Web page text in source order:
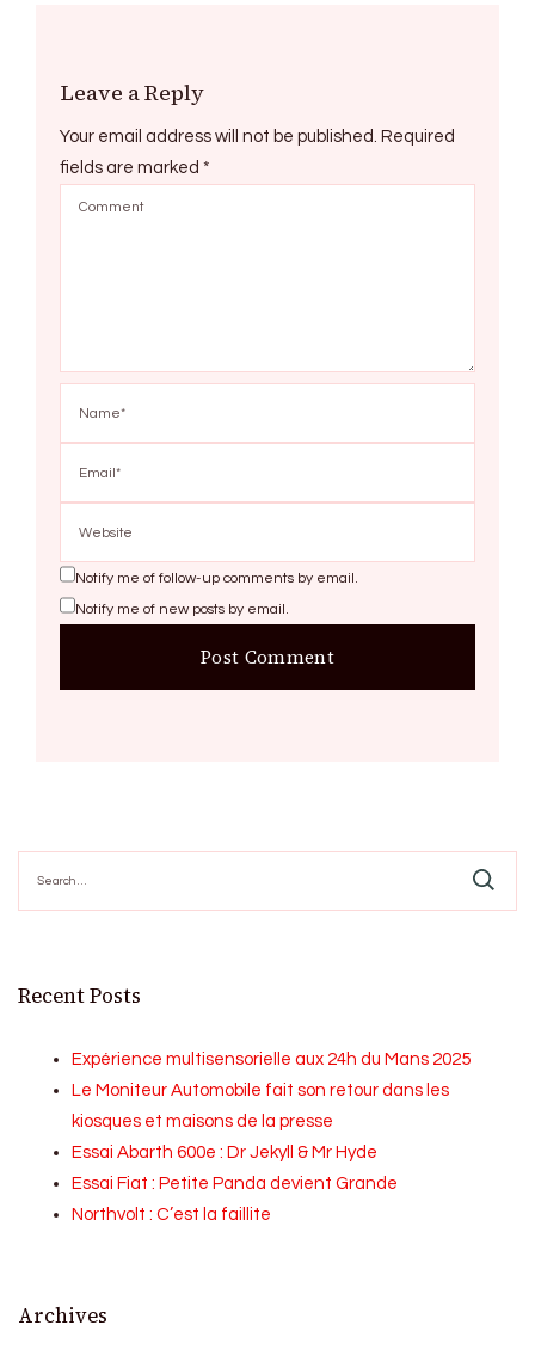
Leave a Reply
Your email address will not be published. Required
fields are marked *
Notify me of follow-up comments by email.
Notify me of new posts by email.
for:
Recent Posts
Expérience multisensorielle aux 24h du Mans 2025
Le Moniteur Automobile fait son retour dans les
kiosques et maisons de la presse
Essai Abarth 600e : Dr Jekyll & Mr Hyde
Essai Fiat : Petite Panda devient Grande
Northvolt : C’est la faillite
Archives